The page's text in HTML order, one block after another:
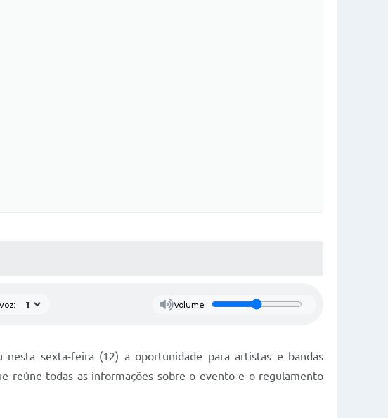
Volume
sexta-feira (12) a oportunidade para artistas e bandas
reúne todas as informações sobre o evento e o regulamento